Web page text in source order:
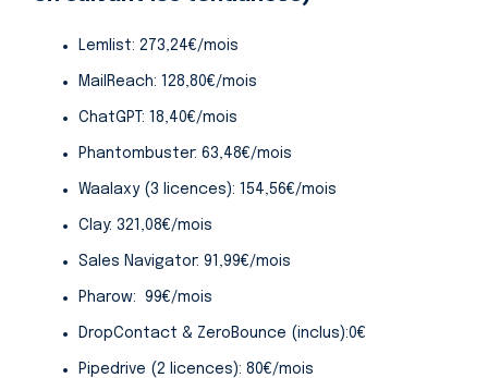
Lemlist: 273,24€/mois
MailReach: 128,80€/mois
ChatGPT: 18,40€/mois
Phantombuster: 63,48€/mois
Waalaxy (3 licences): 154,56€/mois
Clay: 321,08€/mois
Sales Navigator: 91,99€/mois
Pharow: 99€/mois
DropContact & ZeroBounce (inclus):0€
Pipedrive (2 licences): 80€/mois